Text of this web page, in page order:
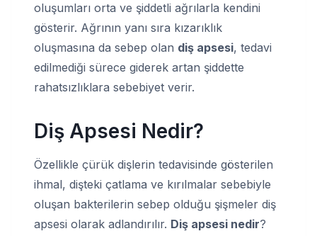
oluşumları orta ve şiddetli ağrılarla kendini
gösterir. Ağrının yanı sıra kızarıklık
oluşmasına da sebep olan diş apsesi, tedavi
edilmediği sürece giderek artan şiddette
rahatsızlıklara sebebiyet verir.
Diş Apsesi Nedir?
Özellikle çürük dişlerin tedavisinde gösterilen
ihmal, dişteki çatlama ve kırılmalar sebebiyle
oluşan bakterilerin sebep olduğu şişmeler diş
apsesi olarak adlandırılır. Diş apsesi nedir?